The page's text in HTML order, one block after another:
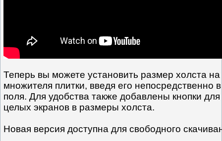
Теперь вы можете установить размер холста
множителя плитки, введя его непосредственно
поля. Для удобства также добавлены кнопки
целых экранов в размеры холста.
Новая версия доступна для свободного